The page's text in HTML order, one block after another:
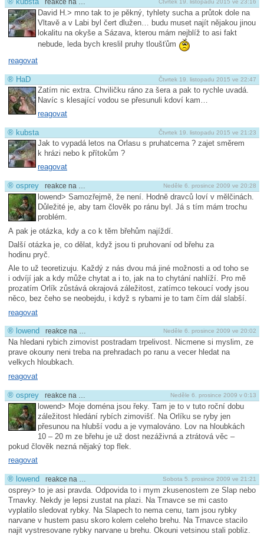
reakce na …
David H.> mno tak to je pěkný, tyhlety sucha a průtok dole na
Vltavě a v Labi byl čert dlužen… budu muset najít nějakou jinou
lokalitu na okyše a Sázava, kterou mám nejblíž to asi fakt
nebude, leda bych kreslil pruhy tloušťům
reagovat
Čtvrtek 19. listopadu 2015 ve 22:47
® HaD
Zatím nic extra. Chviličku ráno za šera a pak to rychle uvadá.
Navíc s klesající vodou se přesunuli kdoví kam…
reagovat
Čtvrtek 19. listopadu 2015 ve 21:23
® kubsta
Jak to vypadá letos na Orlasu s pruhatcema ? zajet směrem
k hrázi nebo k přítokům ?
reagovat
Neděle 6. prosince 2009 ve 20:28
® osprey reakce na …
lowend> Samozřejmě, že není. Hodně dravců loví v mělčinách.
Důležité je, aby tam člověk po ránu byl. Já s tím mám trochu
problém.
A pak je otázka, kdy a co k těm břehům najíždí.
Další otázka je, co dělat, když jsou ti pruhovaní od břehu za
hodinu pryč.
Ale to už teoretizuju. Každý z nás dvou má jiné možnosti a od toho se
i odvíjí jak a kdy může chytat a i to, jak na to chytání nahlíží. Pro mě
prozatím Orlík zůstává okrajová záležitost, zatímco tekoucí vody jsou
něco, bez čeho se neobejdu, i když s rybami je to tam čím dál slabší.
reagovat
Neděle 6. prosince 2009 ve 20:02
® lowend reakce na …
Na hledani rybich zimovist postradam trpelivost. Nicmene si myslim, ze
prave okouny neni treba na prehradach po ranu a vecer hledat na
velkych hloubkach.
reagovat
Neděle 6. prosince 2009 v 0:13
® osprey reakce na …
lowend> Moje doména jsou řeky. Tam je to v tuto roční dobu
záležitost hledání rybích zimovišť. Na Orlíku se ryby jen
přesunou na hlubší vodu a je vymalováno. Lov na hloubkách
10 – 20 m ze břehu je už dost nezáživná a ztrátová věc –
pokud člověk nezná nějaký top flek.
reagovat
Sobota 5. prosince 2009 ve 21:21
® lowend reakce na …
osprey> to je asi pravda. Odpovida to i mym zkusenostem ze Slap nebo
Trnavky. Nekdy je lepsi zustat na plazi. Na Trnavce se mi casto
vyplatilo sledovat rybky. Na Slapech to nema cenu, tam jsou rybky
narvane v hustem pasu skoro kolem celeho brehu. Na Trnavce stacilo
najit vystresovane rybky narvane u brehu. Okouni vetsinou stali pobliz.